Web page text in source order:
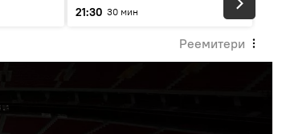
21:30 30 мин
Реемитери